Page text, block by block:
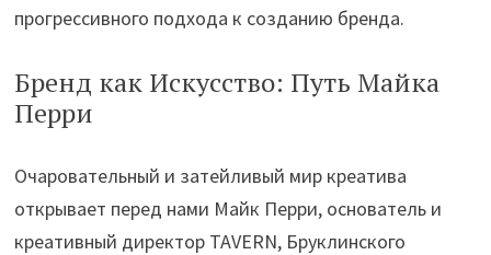
прогрессивного подхода к созданию бренда.
Бренд как Искусство: Путь Майка
Перри
Очаровательный и затейливый мир креатива
открывает перед нами Майк Перри, основатель и
креативный директор TAVERN, Бруклинского